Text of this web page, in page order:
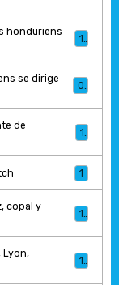
honduriens
se dirige
de
1
copal y
Lyon,